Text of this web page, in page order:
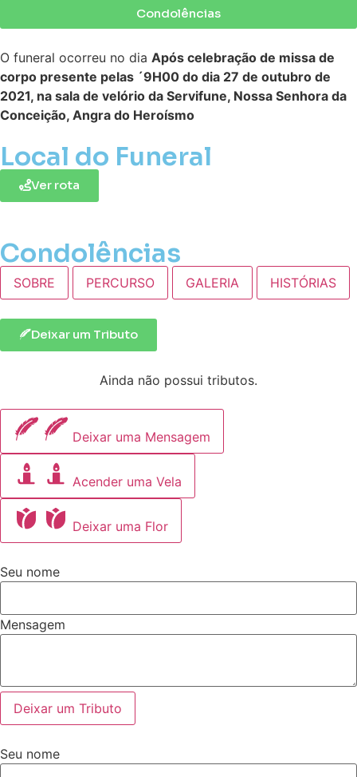
Condolências
O funeral ocorreu no dia Após celebração de missa de
corpo presente pelas ´9H00 do dia 27 de outubro de
2021, na sala de velório da Servifune, Nossa Senhora da
Conceição, Angra do Heroísmo
Local do Funeral
Ver rota
Condolências
SOBRE PERCURSO GALERIA HISTÓRIAS
Deixar um Tributo
Ainda não possui tributos.
Deixar uma Mensagem
Acender uma Vela
Deixar uma Flor
Seu nome
Mensagem
Deixar um Tributo
Seu nome